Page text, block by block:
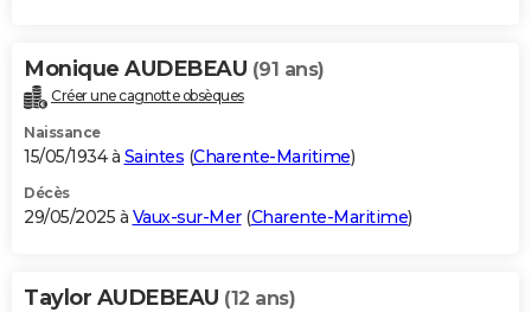
Monique AUDEBEAU (91 ans)
Créer une cagnotte obsèques
Naissance
15/05/1934 à Saintes (Charente-Maritime)
Décès
29/05/2025 à Vaux-sur-Mer(Charente-Maritime)
Taylor AUDEBEAU (12 ans)